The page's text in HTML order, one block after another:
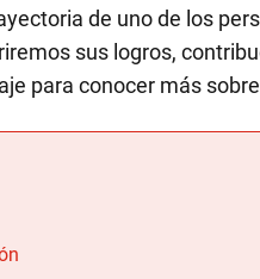
de uno de los
sus logros,
para conocer más